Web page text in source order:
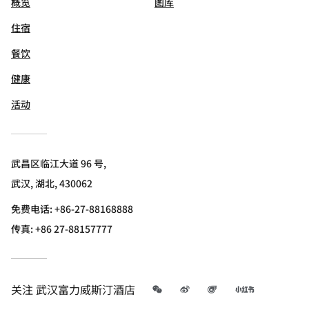
住宿
餐饮
健康
活动
武昌区临江大道 96 号,
武汉, 湖北, 430062
免费电话:+86-27-88168888
传真:+86 27-88157777
关注 武汉富力威斯汀酒店 微信 微博 飞猪 小红书